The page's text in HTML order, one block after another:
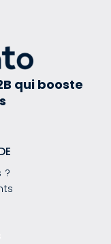
qui booste
?